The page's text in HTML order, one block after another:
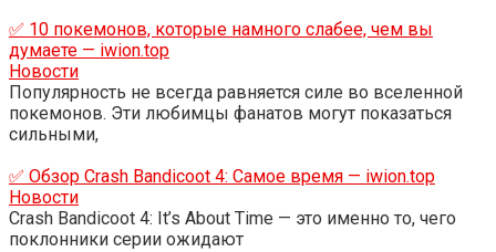
✅ 10 покемонов, которые намного слабее, чем вы
думаете — iwion.top
Новости
Популярность не всегда равняется силе во вселенной
покемонов. Эти любимцы фанатов могут показаться
сильными,
✅ Обзор Crash Bandicoot 4: Самое время — iwion.top
Новости
Crash Bandicoot 4: It’s About Time — это именно то, чего
поклонники серии ожидают